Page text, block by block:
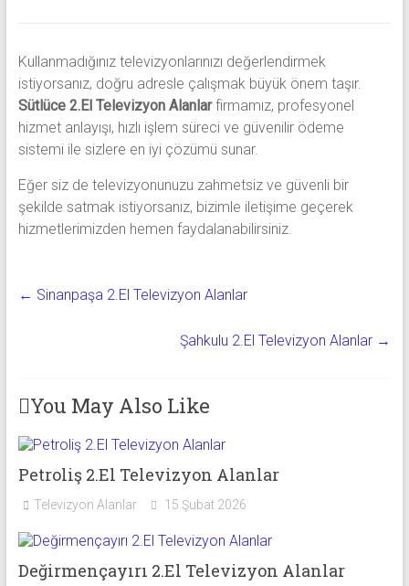
Kullanmadığınız televizyonlarınızı değerlendirmek
istiyorsanız, doğru adresle çalışmak büyük önem taşır.
Sütlüce 2.El Televizyon Alanlarfirmamız, profesyonel
hizmet anlayışı, hızlı işlem süreci ve güvenilir ödeme
sistemi ile sizlere en iyi çözümü sunar.
Eğer siz de televizyonunuzu zahmetsiz ve güvenli bir
şekilde satmak istiyorsanız, bizimle iletişime geçerek
hizmetlerimizden hemen faydalanabilirsiniz.
← Sinanpaşa 2.El Televizyon Alanlar
Şahkulu 2.El Televizyon Alanlar →
You May Also Like
Petroliş 2.El Televizyon Alanlar
Televizyon Alanlar 15 Şubat 2026
Değirmençayırı 2.El Televizyon Alanlar